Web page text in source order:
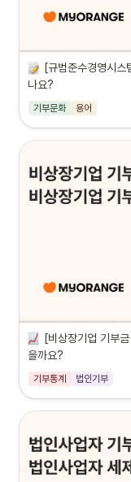
[규범준수경영시
나요?
기부문화 용어
[비상장기업 기부
을까요?
기부통계 법인기부